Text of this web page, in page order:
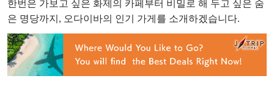
한번은 가보고 싶은 화제의 카페부터 비밀로 해 두고 싶은 숨
은 명당까지, 오다이바의 인기 가게를 소개하겠습니다.